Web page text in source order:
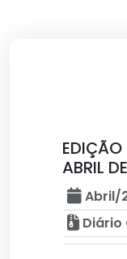
ABRIL
Abril/
Diário